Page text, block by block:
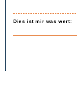
Dies ist mir was wert: